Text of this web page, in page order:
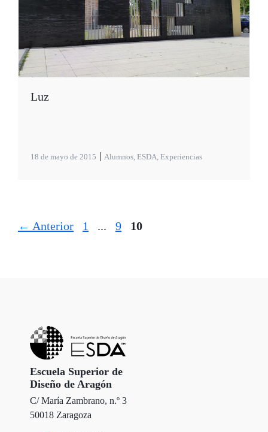
Luz
18 de mayo de 2015 Alumnos, ESDA, Experiencias
← Anterior Página
1 ... Página
9 Página
10
Escuela Superior de
Diseño de Aragón
C/ María Zambrano, n.º 3
50018 Zaragoza